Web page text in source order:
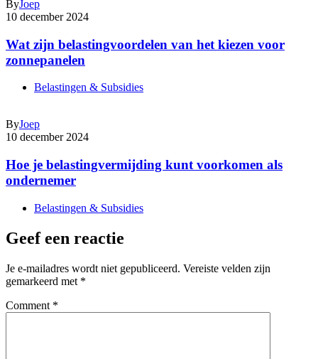
ByJoep
10 december 2024
Wat zijn belastingvoordelen van het kiezen voor
zonnepanelen
Belastingen & Subsidies
ByJoep
10 december 2024
Hoe je belastingvermijding kunt voorkomen als
ondernemer
Belastingen & Subsidies
Geef een reactie
Je e-mailadres wordt niet gepubliceerd. Vereiste velden zijn
gemarkeerd met *
Comment *